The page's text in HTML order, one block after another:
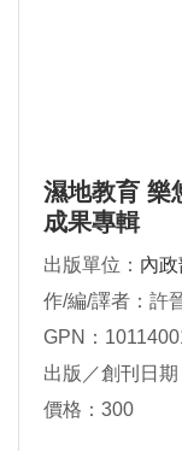
濕地教育 樂
成果專輯
出版單位： 內
作/編/譯者：許
GPN：
出版／創刊日
價格：300